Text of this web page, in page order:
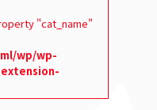
"cat_name"
wp/wp-